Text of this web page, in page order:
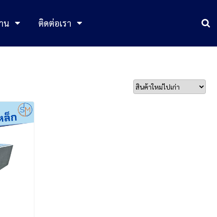
น ติดต่อเรา